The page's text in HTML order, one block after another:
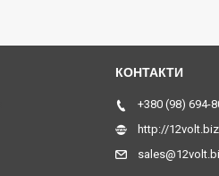
+380 (98) 694-
http://